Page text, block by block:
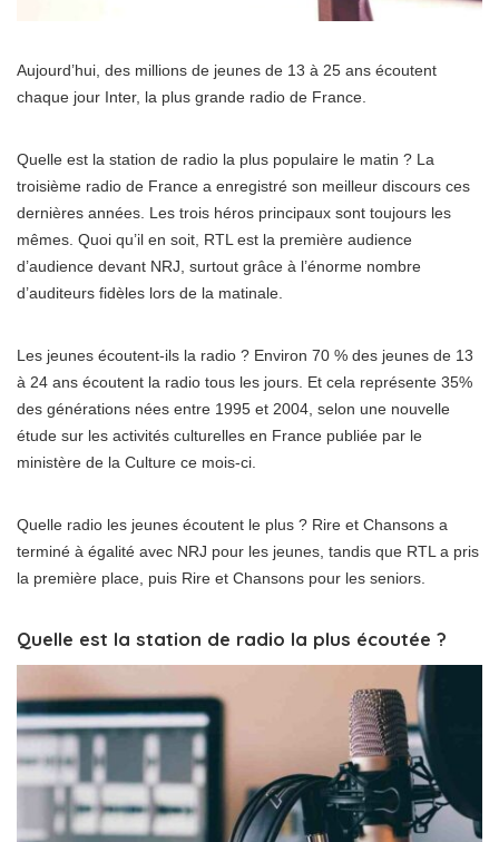
Aujourd’hui, des millions de jeunes de 13 à 25 ans écoutent
chaque jour Inter, la plus grande radio de France.
Quelle est la station de radio la plus populaire le matin ? La
troisième radio de France a enregistré son meilleur discours ces
dernières années. Les trois héros principaux sont toujours les
mêmes. Quoi qu’il en soit, RTL est la première audience
d’audience devant NRJ, surtout grâce à l’énorme nombre
d’auditeurs fidèles lors de la matinale.
Les jeunes écoutent-ils la radio ? Environ 70 % des jeunes de 13
à 24 ans écoutent la radio tous les jours. Et cela représente 35%
des générations nées entre 1995 et 2004, selon une nouvelle
étude sur les activités culturelles en France publiée par le
ministère de la Culture ce mois-ci.
Quelle radio les jeunes écoutent le plus ? Rire et Chansons a
terminé à égalité avec NRJ pour les jeunes, tandis que RTL a pris
la première place, puis Rire et Chansons pour les seniors.
Quelle est la station de radio la plus écoutée ?